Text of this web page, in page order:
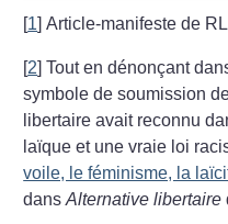
[1]Article-manifeste de
[2]Tout en dénonçant
symbole de soumission
libertaire avait reconnu
laïque et une vraie loi
voile, le féminisme, la
dansAlternative libertaire